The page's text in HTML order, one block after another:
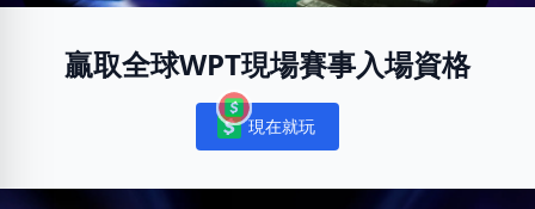
贏取全球WPT現場賽事入場資格
Notifications
現在就玩